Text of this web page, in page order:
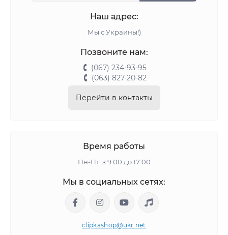
Наш адрес:
Мы с Украины!)
Позвоните нам:
(067) 234-93-95
(063) 827-20-82
Перейти в контакты
Время работы
Пн-Пт: з 9:00 до 17:00
Мы в социальных сетях:
clipkashop@ukr.net